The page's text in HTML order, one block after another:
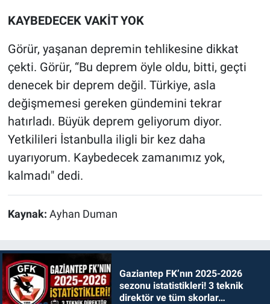
KAYBEDECEK VAKİT YOK
Görür, yaşanan depremin tehlikesine dikkat
çekti. Görür, “Bu deprem öyle oldu, bitti, geçti
denecek bir deprem değil. Türkiye, asla
değişmemesi gereken gündemini tekrar
hatırladı. Büyük deprem geliyorum diyor.
Yetkilileri İstanbulla iligli bir kez daha
uyarıyorum. Kaybedecek zamanımız yok,
kalmadı" dedi.
Kaynak: Ayhan Duman
Gaziantep FK’nın 2025-2026
sezonu istatistikleri! 3 teknik
direktör ve tüm skorlar…